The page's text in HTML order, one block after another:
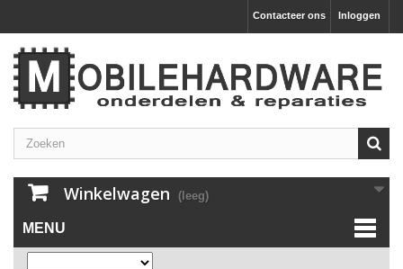
Inloggen
Contacteer ons
Winkelwagen (leeg)
MENU